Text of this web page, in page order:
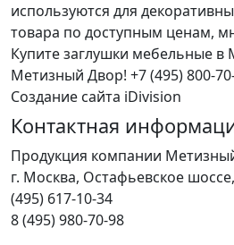
используются для
товара по доступным ценам,
Купите заглушки мебельные в
Метизный Двор! +7 (495) 800-
Создание сайта iDivision
Контактная
Продукция компании
г. Москва, Остафьевское
(495) 617-10-34
8 (495) 980-70-98